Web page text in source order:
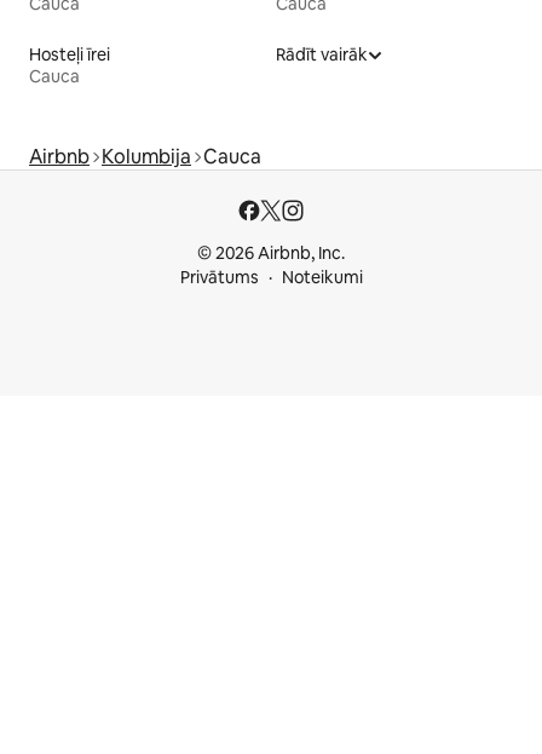
Hosteļi īrei
Cauca
Rādīt vairāk
Airbnb Kolumbija Cauca
© 2026 Airbnb, Inc.
Privātums
Noteikumi